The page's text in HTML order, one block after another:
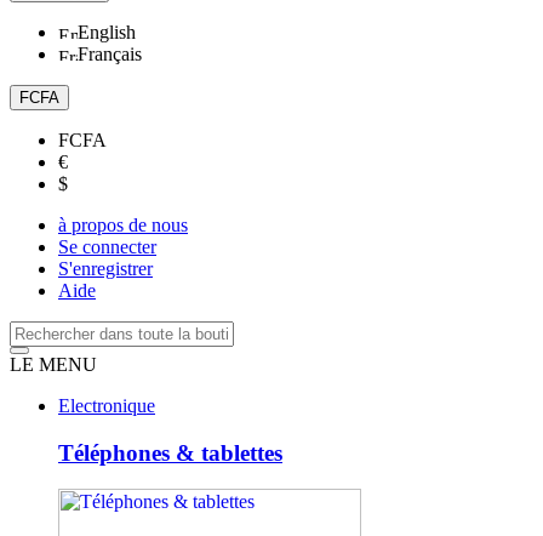
English
Français
FCFA
FCFA
€
$
à propos de nous
Se connecter
S'enregistrer
Aide
LE MENU
Electronique
Téléphones & tablettes